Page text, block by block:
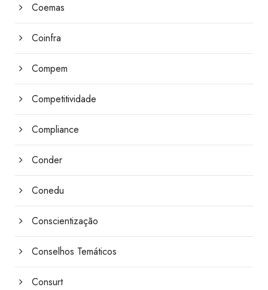
Coemas
Coinfra
Compem
Competitividade
Compliance
Conder
Conedu
Conscientização
Conselhos Temáticos
Consurt